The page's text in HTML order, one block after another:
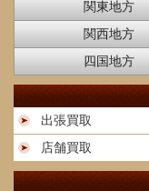
関東地方
関西地方
四国地方
出張買取
店舗買取